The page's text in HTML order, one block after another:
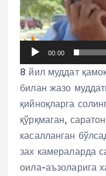
o
P
l
y
e
r
00:00
8 йил муддат
билан жазо
қийноқларга
қўрқмаган,
касалланган
зах камераларда
оила-аъзоларига